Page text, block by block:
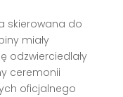
skierowana do
miały
odzwierciedlały
ceremonii
oficjalnego